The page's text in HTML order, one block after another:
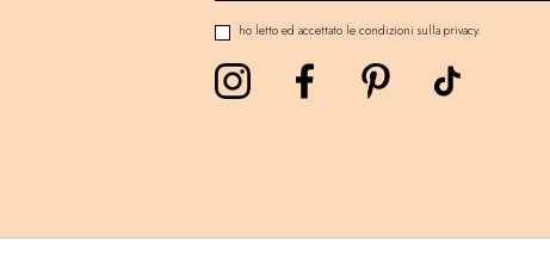
ho letto ed accettato le condizioni sulla privacy.